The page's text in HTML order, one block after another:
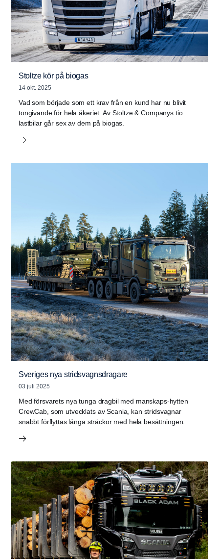
Stoltze kör på biogas
14 okt. 2025
Vad som började som ett krav från en kund har nu blivit
tongivande för hela åkeriet. Av Stoltze & Companys tio
lastbilar går sex av dem på biogas.
Sveriges nya stridsvagnsdragare
03 juli 2025
Med försvarets nya tunga dragbil med manskaps-hytten
CrewCab, som utvecklats av Scania, kan stridsvagnar
snabbt förflyttas långa sträckor med hela besättningen.